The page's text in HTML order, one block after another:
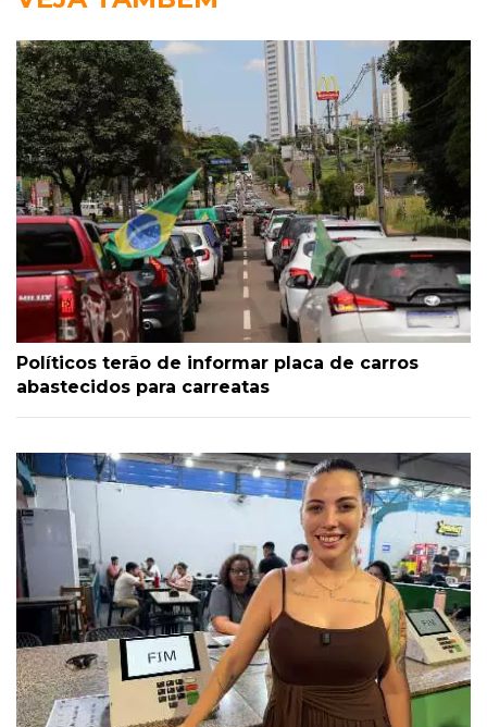
Políticos terão de informar placa de carros
abastecidos para carreatas